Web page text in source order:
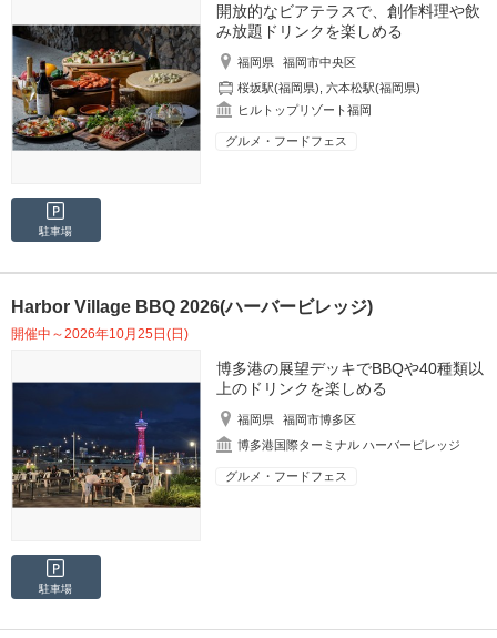
開放的なビアテラスで、創作料理や飲
み放題ドリンクを楽しめる
福岡県
福岡市中央区
桜坂駅(福岡県) ,六本松駅(福岡県)
ヒルトップリゾート福岡
グルメ・フードフェス
駐車場
Harbor Village BBQ 2026(ハーバービレッジ)
開催中～2026年10月25日(日)
博多港の展望デッキでBBQや40種類以
上のドリンクを楽しめる
福岡県
福岡市博多区
博多港国際ターミナル ハーバービレッジ
グルメ・フードフェス
駐車場